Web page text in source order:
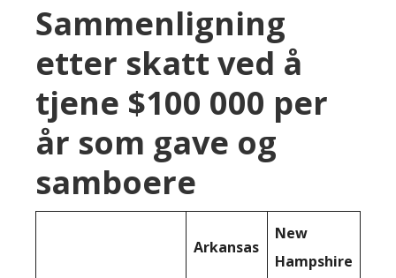
Sammenligning
etter skatt ved å
tjene $100 000 per
år som gave og
samboere
Arkansas
New
Hampshire